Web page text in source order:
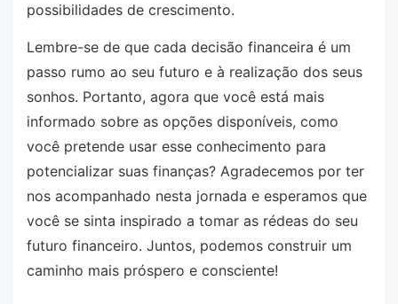
possibilidades de crescimento.
Lembre-se de que cada decisão financeira é um
passo rumo ao seu futuro e à realização dos seus
sonhos. Portanto, agora que você está mais
informado sobre as opções disponíveis, como
você pretende usar esse conhecimento para
potencializar suas finanças? Agradecemos por ter
nos acompanhado nesta jornada e esperamos que
você se sinta inspirado a tomar as rédeas do seu
futuro financeiro. Juntos, podemos construir um
caminho mais próspero e consciente!